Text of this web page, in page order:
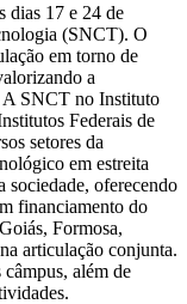
dias 17 e 24 de
(SNCT). O
em torno de
a
A SNCT no Instituto
Federais de
setores da
em estreita
sociedade, oferecendo
financiamento do
Formosa,
articulação conjunta.
câmpus, além de